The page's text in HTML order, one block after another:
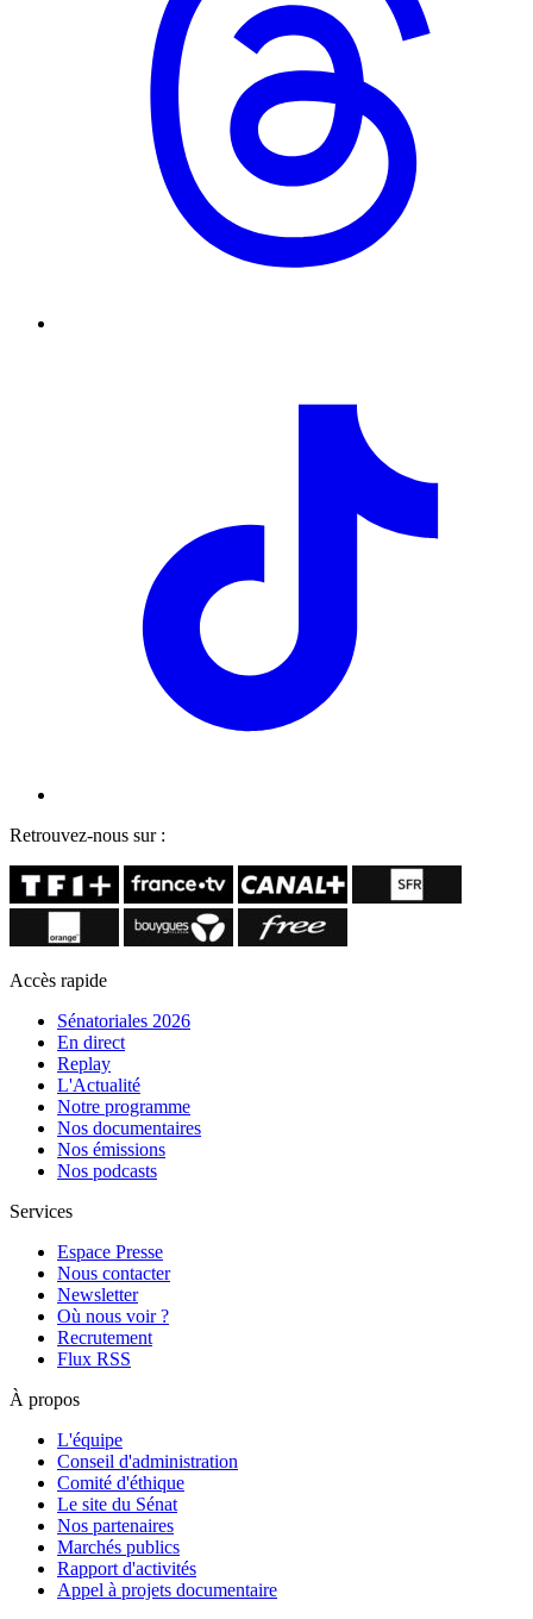
Retrouvez-nous sur :
Accès rapide
Sénatoriales 2026
En direct
Replay
L'Actualité
Notre programme
Nos documentaires
Nos émissions
Nos podcasts
Services
Espace Presse
Nous contacter
Newsletter
Où nous voir ?
Recrutement
Flux RSS
À propos
L'équipe
Conseil d'administration
Comité d'éthique
Le site du Sénat
Nos partenaires
Marchés publics
Rapport d'activités
Appel à projets documentaire